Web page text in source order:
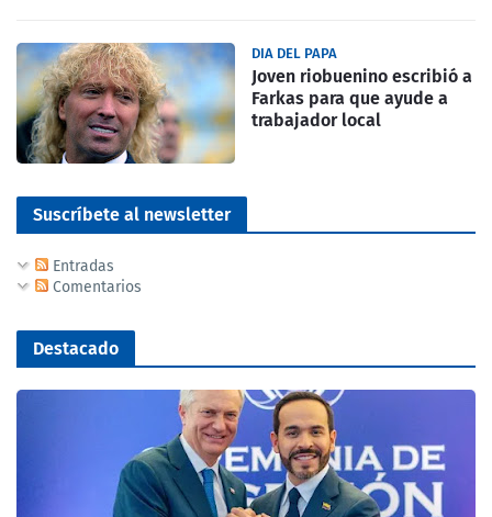
DIA DEL PAPA
Joven riobuenino escribió a
Farkas para que ayude a
trabajador local
Suscríbete al newsletter
Entradas
Comentarios
Destacado